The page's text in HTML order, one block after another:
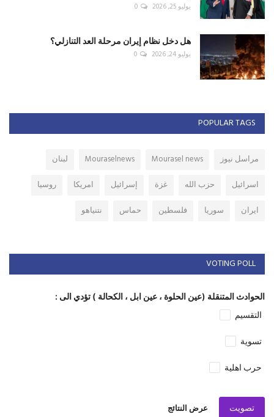
يوليو 25, 2026 0
هل دخل نظام إيران مرحلة العد التنازلي؟
يوليو 24, 2026 0
POPULAR TAGS
مراسل نيوز Mourasel news
Mouraselnews
لبنان
اسرائيل
حزب الله غزة إسرائيل امريكا
روسيا
ايران
سوريا فلسطين حماس نتنياهو
VOTING POLL
الحوادث المتنقلة (عين الحلوة ، عين ابل ، الكحالة ) تؤدي الى :
التقسيم
تسوية
حرب اهلية
تصويت عرض النتائج